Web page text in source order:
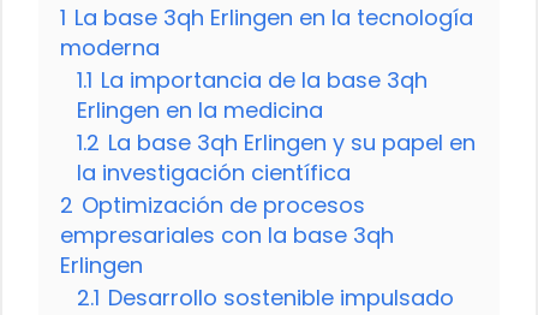
1 La base 3qh Erlingen en la tecnología
moderna
1.1 La importancia de la base 3qh
Erlingen en la medicina
1.2 La base 3qh Erlingen y su papel en
la investigación científica
2 Optimización de procesos
empresariales con la base 3qh
Erlingen
2.1 Desarrollo sostenible impulsado